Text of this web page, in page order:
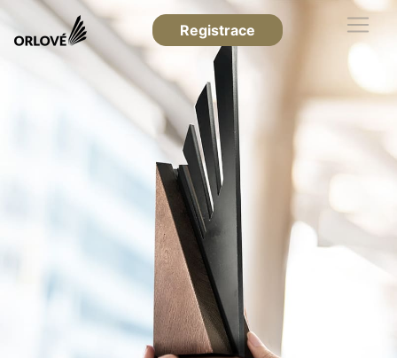
Registrace